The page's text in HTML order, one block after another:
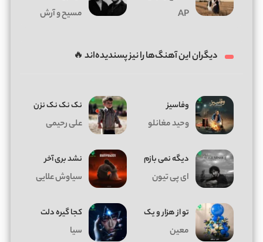
AP
مسیح و آرش
دیگران این آهنگ‌ها را نیز پسندیده‌اند 🔥
وفاسیز
وحید مغانلو
نک نک نک نزن
علی رحیمی
دیگه نمی بازم
ای پی تیون
نشد بری آخر
سیاوش علایی
تو از هزار و یک
معین
کجا گیره دلت
سیا